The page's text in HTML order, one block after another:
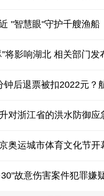
"智慧眼"守护千艘渔船
”将影响湖北 相关部门发
钟后退票被扣2022元？
对浙江省的洪水防御应
奥运城市体育文化节开
故意伤害案件犯罪嫌